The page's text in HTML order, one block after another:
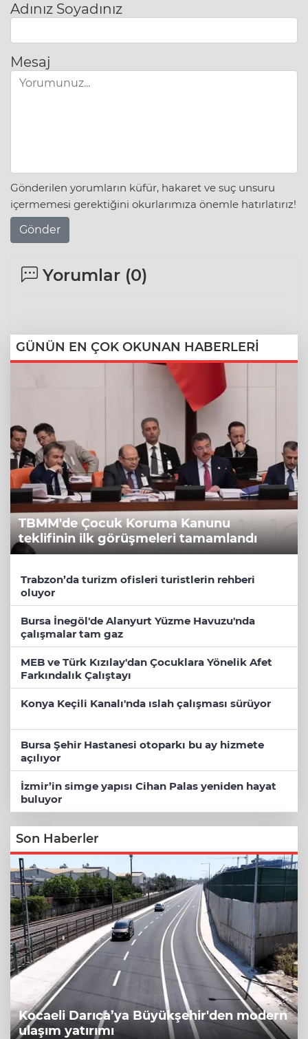
Adınız Soyadınız
Mesaj
Gönderilen yorumların küfür, hakaret ve suç unsuru
içermemesi gerektiğini okurlarımıza önemle hatırlatırız!
Gönder
Yorumlar (0)
GÜNÜN EN ÇOK OKUNAN HABERLERİ
TBMM'de Çocuk Koruma Kanunu
teklifinin ilk görüşmeleri tamamlandı
Trabzon’da turizm ofisleri turistlerin rehberi
oluyor
Bursa İnegöl'de Alanyurt Yüzme Havuzu'nda
çalışmalar tam gaz
MEB ve Türk Kızılay'dan Çocuklara Yönelik Afet
Farkındalık Çalıştayı
Konya Keçili Kanalı'nda ıslah çalışması sürüyor
Bursa Şehir Hastanesi otoparkı bu ay hizmete
açılıyor
İzmir’in simge yapısı Cihan Palas yeniden hayat
buluyor
Son Haberler
Kocaeli Darıca’ya Büyükşehir'den modern
ulaşım yatırımı